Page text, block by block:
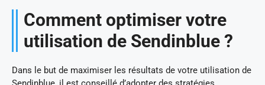
Comment optimiser votre
utilisation de Sendinblue ?
Dans le but de maximiser les résultats de votre utilisation de